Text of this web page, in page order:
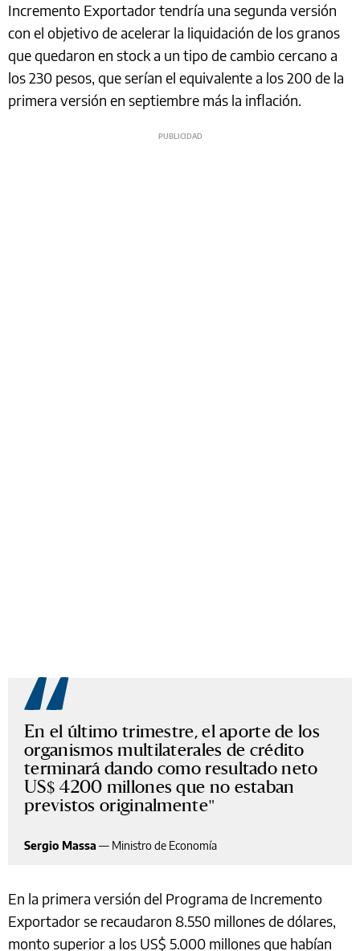
Incremento Exportador tendría una segunda versión
con el objetivo de acelerar la liquidación de los granos
que quedaron en stock a un tipo de cambio cercano a
los 230 pesos, que serían el equivalente a los 200 de la
primera versión en septiembre más la inflación.
En el último trimestre, el aporte de los
organismos multilaterales de crédito
terminará dando como resultado neto
US$ 4200 millones que no estaban
previstos originalmente
Sergio Massa — Ministro de Economía
En la primera versión del Programa de Incremento
Exportador se recaudaron 8.550 millones de dólares,
monto superior a los US$ 5.000 millones que habían